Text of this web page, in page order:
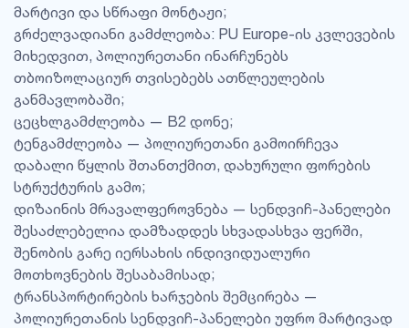
მარტივი და სწრაფი მონტაჟი;
გრძელვადიანი გამძლეობა: PU Europe-ის კვლევების
მიხედვით, პოლიურეთანი ინარჩუნებს
თბოიზოლაციურ თვისებებს ათწლეულების
განმავლობაში;
ცეცხლგამძლეობა — B2 დონე;
ტენგამძლეობა — პოლიურეთანი გამოირჩევა
დაბალი წყლის შთანთქმით, დახურული ფორების
სტრუქტურის გამო;
დიზაინის მრავალფეროვნება — სენდვიჩ-პანელები
შესაძლებელია დამზადდეს სხვადასხვა ფერში,
შენობის გარე იერსახის ინდივიდუალური
მოთხოვნების შესაბამისად;
ტრანსპორტირების ხარჯების შემცირება —
პოლიურეთანის სენდვიჩ-პანელები უფრო მარტივად